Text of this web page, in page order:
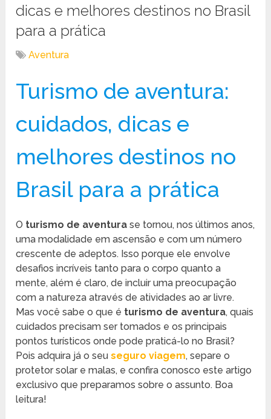
dicas e melhores destinos no Brasil
para a prática
Aventura
Turismo de aventura:
cuidados, dicas e
melhores destinos no
Brasil para a prática
O turismo de aventura se tornou, nos últimos anos,
uma modalidade em ascensão e com um número
crescente de adeptos. Isso porque ele envolve
desafios incríveis tanto para o corpo quanto a
mente, além é claro, de incluir uma preocupação
com a natureza através de atividades ao ar livre.
Mas você sabe o que é turismo de aventura, quais
cuidados precisam ser tomados e os principais
pontos turísticos onde pode praticá-lo no Brasil?
Pois adquira já o seuseguro viagem, separe o
protetor solar e malas, e confira conosco este artigo
exclusivo que preparamos sobre o assunto. Boa
leitura!